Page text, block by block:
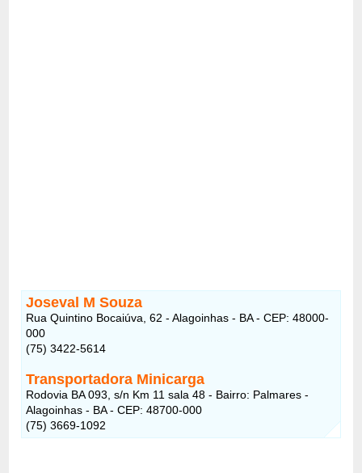
Joseval M Souza
Rua Quintino Bocaiúva, 62 - Alagoinhas - BA - CEP: 48000-
000
(75) 3422-5614
Transportadora Minicarga
Rodovia BA 093, s/n Km 11 sala 48 - Bairro: Palmares -
Alagoinhas - BA - CEP: 48700-000
(75) 3669-1092